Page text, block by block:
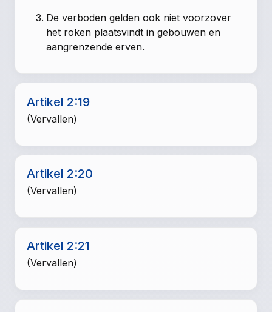
De verboden gelden ook niet voorzover
het roken plaatsvindt in gebouwen en
aangrenzende erven.
Artikel 2:19
(Vervallen)
Artikel 2:20
(Vervallen)
Artikel 2:21
(Vervallen)